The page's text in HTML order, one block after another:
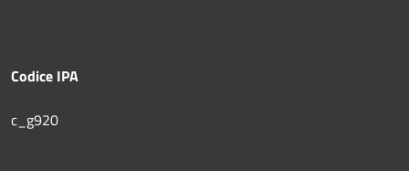
Codice IPA
c_g920